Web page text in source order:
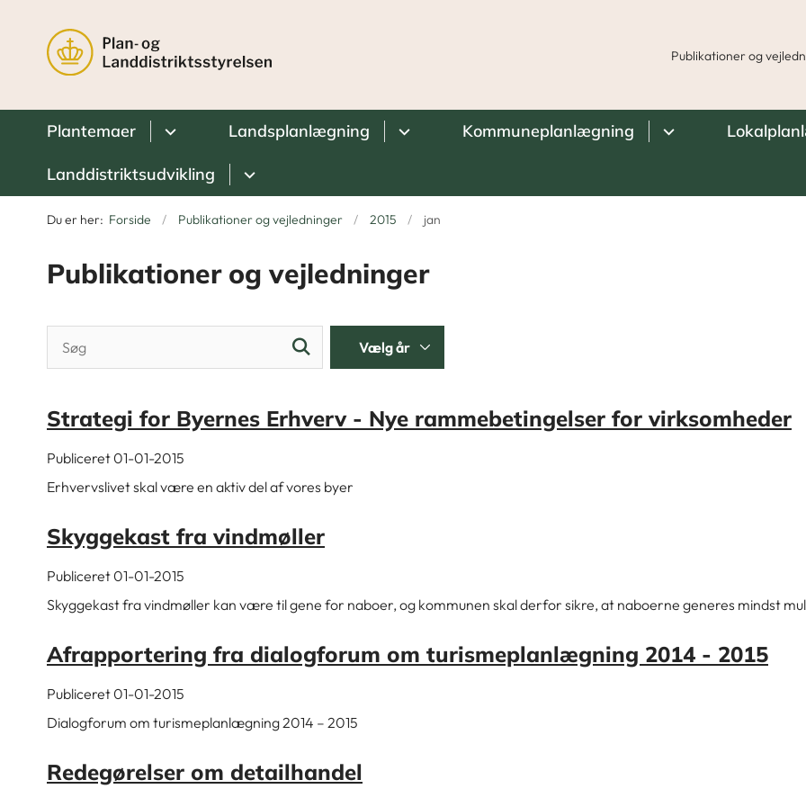
Publikationer og
Plantemaer Landsplanlægning Kommuneplanlægning
Landdistriktsudvikling
Du er her: Forside Publikationer og vejledninger 2015 jan
Publikationer og vejledninger
Strategi for Byernes Erhverv - Nye rammebetingelser for virksomheder
Publiceret 01-01-2015
Erhvervslivet skal være en aktiv del af vores byer
Skyggekast fra vindmøller
Publiceret 01-01-2015
Skyggekast fra vindmøller kan være til gene for naboer, og kommunen skal derfor sikre, at naboerne generes mindst
Afrapportering fra dialogforum om turismeplanlægning 2014 - 2015
Publiceret 01-01-2015
Dialogforum om turismeplanlægning 2014 – 2015
Redegørelser om detailhandel